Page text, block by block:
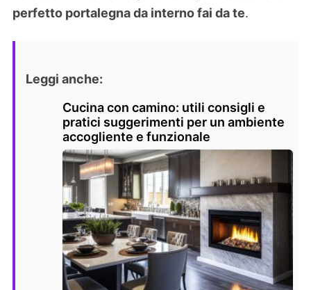
perfetto portalegna da interno fai da te.
Leggi anche:
Cucina con camino: utili consigli e
pratici suggerimenti per un ambiente
accogliente e funzionale